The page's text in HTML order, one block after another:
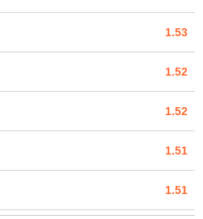
1.53
1.52
1.52
1.51
1.51